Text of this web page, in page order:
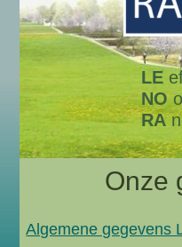
LE
NO
RA
Onze
Algemene gegevens